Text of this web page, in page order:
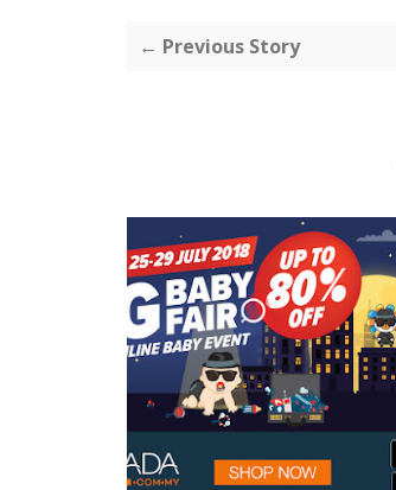
← Previous Story